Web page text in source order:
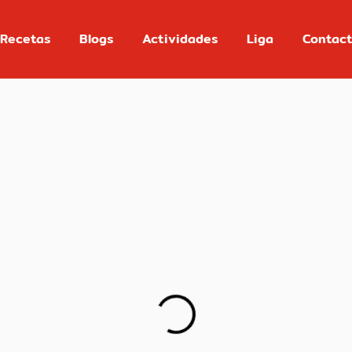
Recetas Blogs Actividades Liga